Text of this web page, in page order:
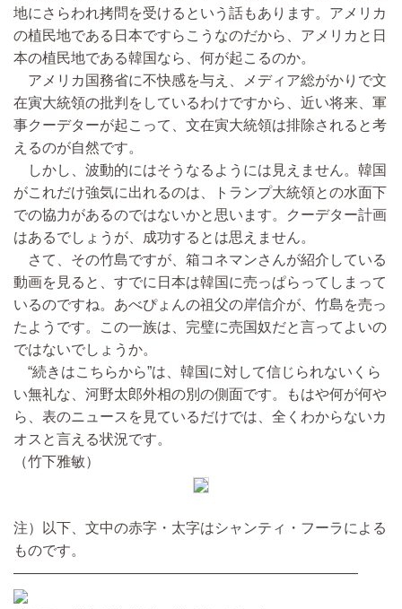
地にさらわれ拷問を受けるという話もあります。アメリカ
の植民地である日本ですらこうなのだから、アメリカと日
本の植民地である韓国なら、何が起こるのか。
アメリカ国務省に不快感を与え、メディア総がかりで文
在寅大統領の批判をしているわけですから、近い将来、軍
事クーデターが起こって、文在寅大統領は排除されると考
えるのが自然です。
しかし、波動的にはそうなるようには見えません。韓国
がこれだけ強気に出れるのは、トランプ大統領との水面下
での協力があるのではないかと思います。クーデター計画
はあるでしょうが、成功するとは思えません。
さて、その竹島ですが、箱コネマンさんが紹介している
動画を見ると、すでに日本は韓国に売っぱらってしまって
いるのですね。あべぴょんの祖父の岸信介が、竹島を売っ
たようです。この一族は、完璧に売国奴だと言ってよいの
ではないでしょうか。
“続きはこちらから”は、韓国に対して信じられないくら
い無礼な、河野太郎外相の別の側面です。もはや何が何や
ら、表のニュースを見ているだけでは、全くわからないカ
オスと言える状況です。
（竹下雅敏）
注）以下、文中の赤字・太字はシャンティ・フーラによる
ものです。
————————————————————————